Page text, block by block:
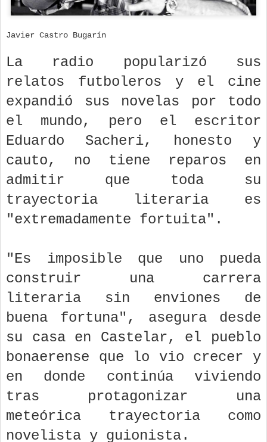
Javier Castro Bugarín
La radio popularizó sus
relatos futboleros y el cine
expandió sus novelas por todo
el mundo, pero el escritor
Eduardo Sacheri, honesto y
cauto, no tiene reparos en
admitir que toda su
trayectoria literaria es
"extremadamente fortuita".
"Es imposible que uno pueda
construir una carrera
literaria sin enviones de
buena fortuna", asegura desde
su casa en Castelar, el pueblo
bonaerense que lo vio crecer y
en donde continúa viviendo
tras protagonizar una
meteórica trayectoria como
novelista y guionista.